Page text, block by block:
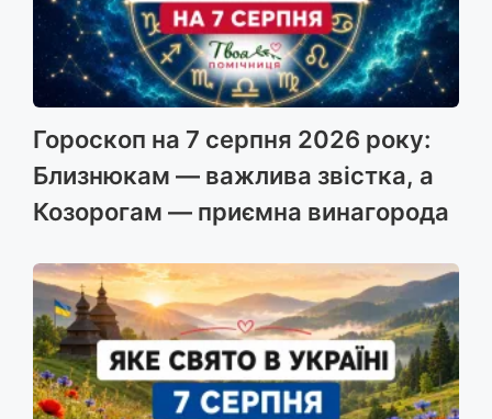
Гороскоп на 7 серпня 2026 року:
Близнюкам — важлива звістка, а
Козорогам — приємна винагорода